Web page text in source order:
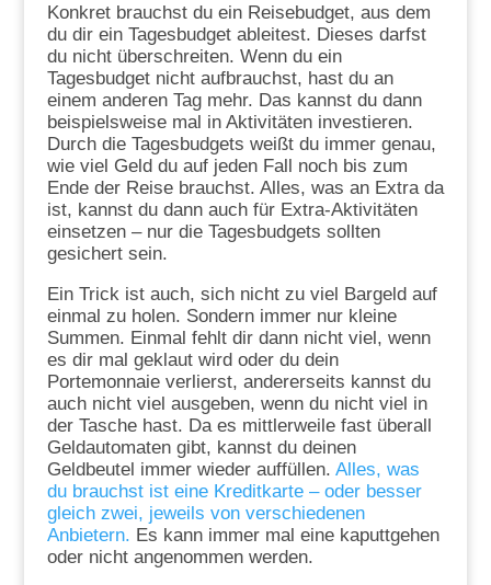
Konkret brauchst du ein Reisebudget, aus dem
du dir ein Tagesbudget ableitest. Dieses darfst
du nicht überschreiten. Wenn du ein
Tagesbudget nicht aufbrauchst, hast du an
einem anderen Tag mehr. Das kannst du dann
beispielsweise mal in Aktivitäten investieren.
Durch die Tagesbudgets weißt du immer genau,
wie viel Geld du auf jeden Fall noch bis zum
Ende der Reise brauchst. Alles, was an Extra da
ist, kannst du dann auch für Extra-Aktivitäten
einsetzen – nur die Tagesbudgets sollten
gesichert sein.
Ein Trick ist auch, sich nicht zu viel Bargeld auf
einmal zu holen. Sondern immer nur kleine
Summen. Einmal fehlt dir dann nicht viel, wenn
es dir mal geklaut wird oder du dein
Portemonnaie verlierst, andererseits kannst du
auch nicht viel ausgeben, wenn du nicht viel in
der Tasche hast. Da es mittlerweile fast überall
Geldautomaten gibt, kannst du deinen
Geldbeutel immer wieder auffüllen. Alles, was
du brauchst ist eine Kreditkarte – oder besser
gleich zwei, jeweils von verschiedenen
Anbietern. Es kann immer mal eine kaputtgehen
oder nicht angenommen werden.